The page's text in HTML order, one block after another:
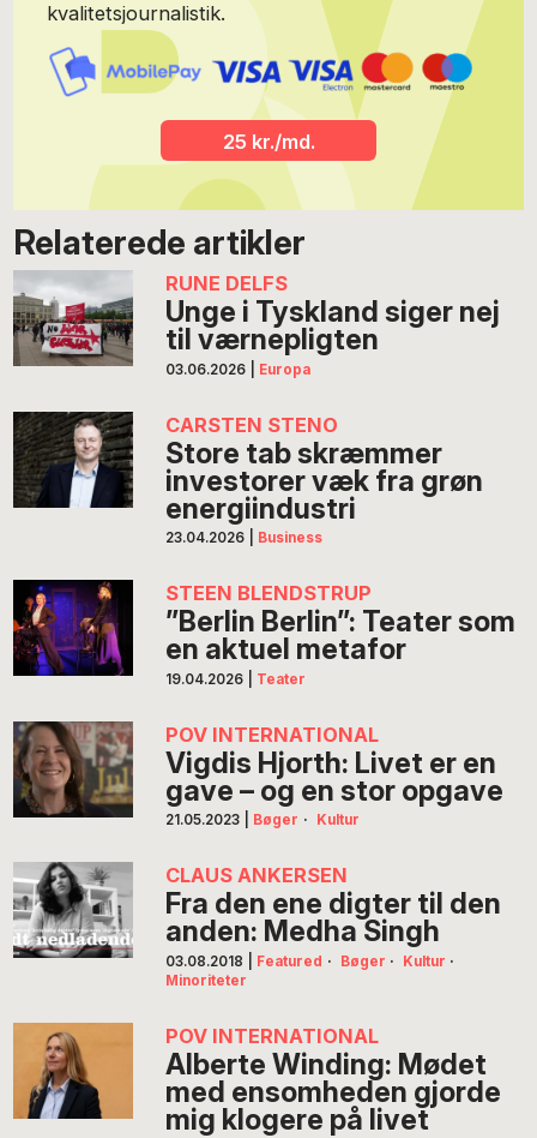
kvalitetsjournalistik.
25 kr./md.
Relaterede artikler
RUNE DELFS
Unge i Tyskland siger nej
til værnepligten
03.06.2026 Europa
CARSTEN STENO
Store tab skræmmer
investorer væk fra grøn
energiindustri
23.04.2026 Business
STEEN BLENDSTRUP
”Berlin Berlin”: Teater som
en aktuel metafor
19.04.2026 Teater
POV INTERNATIONAL
Vigdis Hjorth: Livet er en
gave – og en stor opgave
21.05.2023 Bøger · Kultur
CLAUS ANKERSEN
Fra den ene digter til den
anden: Medha Singh
03.08.2018 Featured · Bøger · Kultur ·
Minoriteter
POV INTERNATIONAL
Alberte Winding: Mødet
med ensomheden gjorde
mig klogere på livet